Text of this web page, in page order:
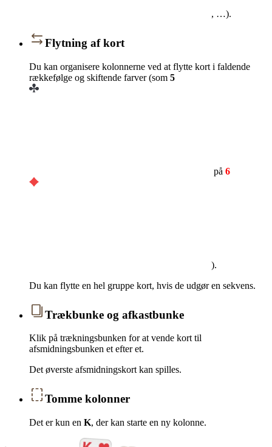
, …).
Flytning af kort
Du kan organisere kolonnerne ved at flytte kort i faldende
rækkefølge og skiftende farver (som 5
på 6
).
Du kan flytte en hel gruppe kort, hvis de udgør en sekvens.
Trækbunke og afkastbunke
Klik på trækningsbunken for at vende kort til
afsmidningsbunken et efter et.
Det øverste afsmidningskort kan spilles.
Tomme kolonner
Det er kun en K, der kan starte en ny kolonne.